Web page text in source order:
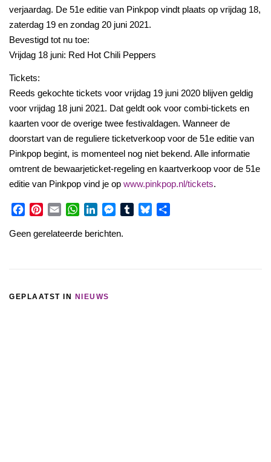
verjaardag. De 51e editie van Pinkpop vindt plaats op vrijdag 18,
zaterdag 19 en zondag 20 juni 2021.
Bevestigd tot nu toe:
Vrijdag 18 juni: Red Hot Chili Peppers
Tickets:
Reeds gekochte tickets voor vrijdag 19 juni 2020 blijven geldig
voor vrijdag 18 juni 2021. Dat geldt ook voor combi-tickets en
kaarten voor de overige twee festivaldagen. Wanneer de
doorstart van de reguliere ticketverkoop voor de 51e editie van
Pinkpop begint, is momenteel nog niet bekend. Alle informatie
omtrent de bewaarjeticket-regeling en kaartverkoop voor de 51e
editie van Pinkpop vind je op www.pinkpop.nl/tickets.
Geen gerelateerde berichten.
GEPLAATST IN NIEUWS